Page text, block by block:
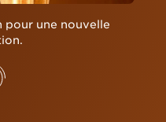
pour une nouvelle